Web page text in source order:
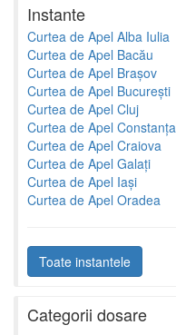
Instante
Curtea de Apel Alba Iulia
Curtea de Apel Bacău
Curtea de Apel Brașov
Curtea de Apel București
Curtea de Apel Cluj
Curtea de Apel Constanța
Curtea de Apel Craiova
Curtea de Apel Galați
Curtea de Apel Iași
Curtea de Apel Oradea
Toate instantele
Categorii dosare